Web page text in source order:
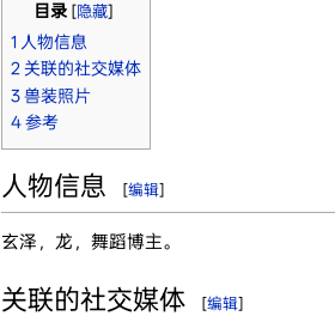
目录 [隐藏]
1 人物信息
2 关联的社交媒体
3 兽装照片
4 参考
人物信息 [编辑]
玄泽，龙，舞蹈博主。
关联的社交媒体 [编辑]